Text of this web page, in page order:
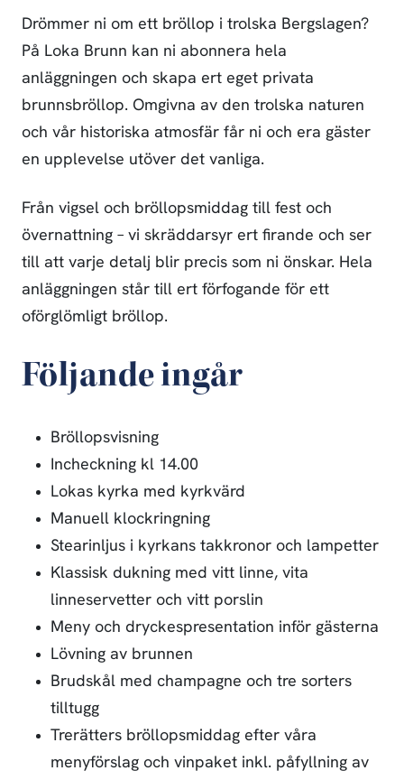
Drömmer ni om ett bröllop i trolska Bergslagen?
På Loka Brunn kan ni abonnera hela
anläggningen och skapa ert eget privata
brunnsbröllop. Omgivna av den trolska naturen
och vår historiska atmosfär får ni och era gäster
en upplevelse utöver det vanliga.
Från vigsel och bröllopsmiddag till fest och
övernattning – vi skräddarsyr ert firande och ser
till att varje detalj blir precis som ni önskar. Hela
anläggningen står till ert förfogande för ett
oförglömligt bröllop.
Följande ingår
Bröllopsvisning
Incheckning kl 14.00
Lokas kyrka med kyrkvärd
Manuell klockringning
Stearinljus i kyrkans takkronor och lampetter
Klassisk dukning med vitt linne, vita
linneservetter och vitt porslin
Meny och dryckespresentation inför gästerna
Lövning av brunnen
Brudskål med champagne och tre sorters
tilltugg
Trerätters bröllopsmiddag efter våra
menyförslag och vinpaket inkl. påfyllning av